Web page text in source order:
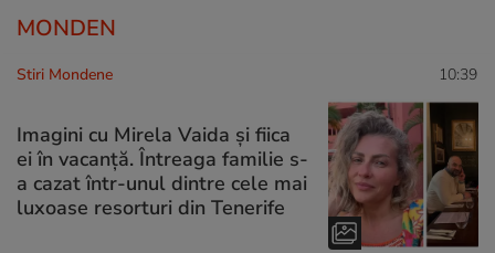
MONDEN
Stiri Mondene 10:39
Imagini cu Mirela Vaida și fiica
ei în vacanță. Întreaga familie s-
a cazat într-unul dintre cele mai
luxoase resorturi din Tenerife